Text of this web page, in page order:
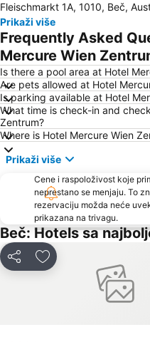
Wiener Stadthalle
U-Bahnlinie U1
Graben
Penzing
Hofburg
Wien Simmering
Belvedere Palace
Simmering
Bahnhof Südtiroler Platz
Stadion Center
Wiener U-Bahn
Casablanca
Silvesterpfad
Franz-Josefs-Bahnhof
Alsergrund
Fleischmarkt 1A, 1010, Beč,
Prikaži više
Frequently Asked
Mercure Wien
Is there a pool area at Hotel
Are pets allowed at Hotel
Is parking available at Hotel
What time is check-in and
Zentrum?
Where is Hotel Mercure Wien
Prikaži više
Cene i raspoloživost koje
neprestano se menjaju. To
rezervaciju možda neće
prikazana na trivagu.
Beč: Hotels sa
Deli Dodati u favorite